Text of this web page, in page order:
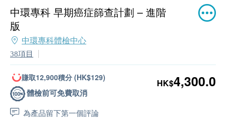
中環專科 早期癌症篩查計劃 – 進階
版
中環專科體檢中心
38項目
賺取12,900積分 (HK$129)
體檢前可免費取消
為產品留下第一個評論
HK$4,300.0